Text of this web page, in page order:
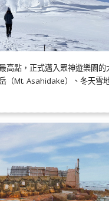
高點，正式邁入眾神遊樂園的
（Mt. Asahidake）、冬天雪